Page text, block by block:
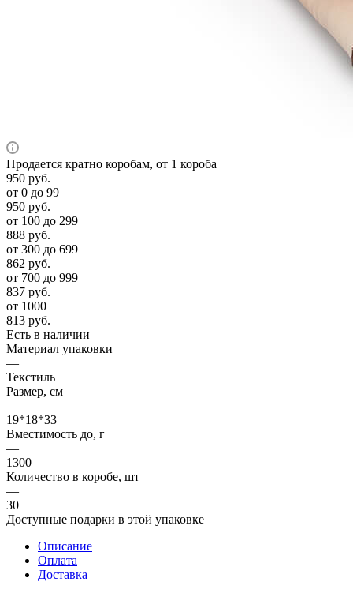
Продается кратно коробам, от 1 короба
950 руб.
от 0 до 99
950 руб.
от 100 до 299
888 руб.
от 300 до 699
862 руб.
от 700 до 999
837 руб.
от 1000
813 руб.
Есть в наличии
Материал упаковки
—
Текстиль
Размер, см
—
19*18*33
Вместимость до, г
—
1300
Количество в коробе, шт
—
30
Доступные подарки в этой упаковке
Описание
Оплата
Доставка